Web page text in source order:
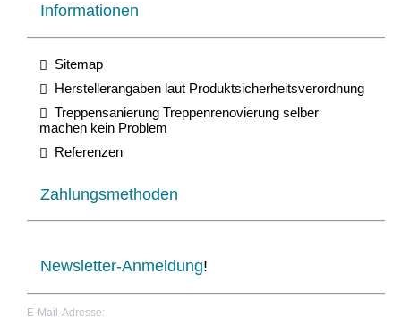
Informationen
Sitemap
Herstellerangaben laut Produktsicherheitsverordnung
Treppensanierung Treppenrenovierung selber
machen kein Problem
Referenzen
Zahlungsmethoden
Newsletter-Anmeldung!
E-Mail-Adresse: